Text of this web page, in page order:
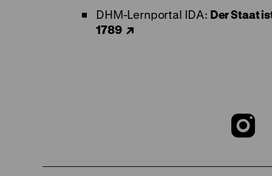
DHM-Lernportal IDA: Der Staat
1789
Zu